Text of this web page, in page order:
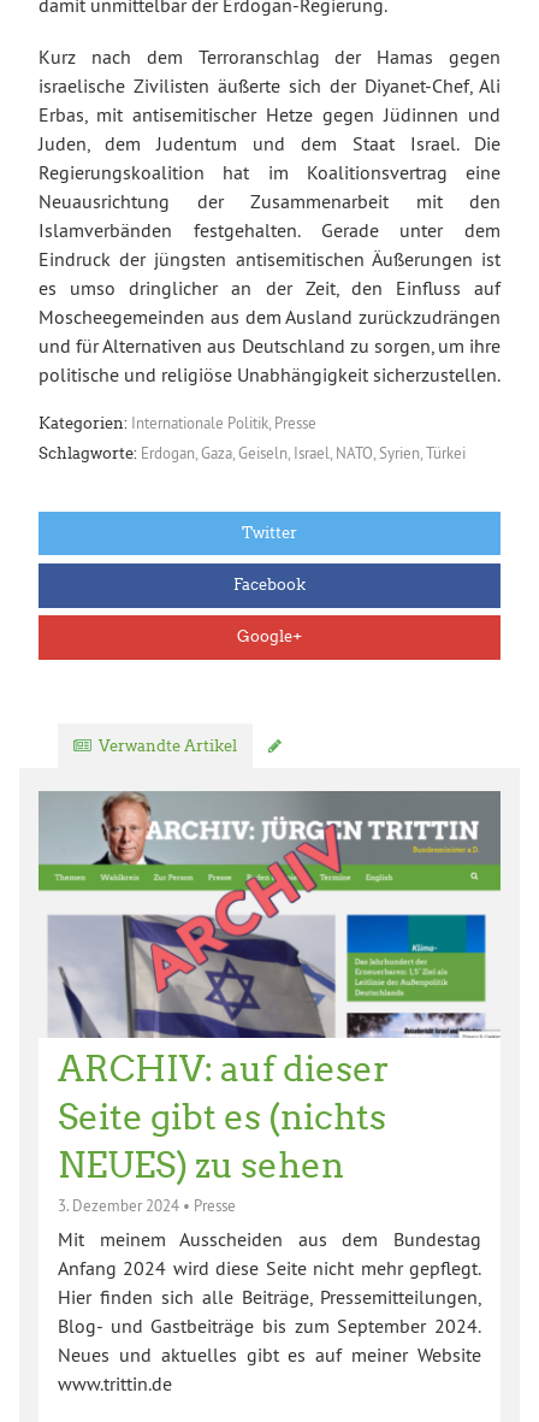
Kurz nach dem Terroranschlag der Hamas gegen
israelische Zivilisten äußerte sich der Diyanet-Chef, Ali
Erbas, mit antisemitischer Hetze gegen Jüdinnen und
Juden, dem Judentum und dem Staat Israel. Die
Regierungskoalition hat im Koalitionsvertrag eine
Neuausrichtung der Zusammenarbeit mit den
Islamverbänden festgehalten. Gerade unter dem
Eindruck der jüngsten antisemitischen Äußerungen ist
es umso dringlicher an der Zeit, den Einfluss auf
Moscheegemeinden aus dem Ausland zurückzudrängen
und für Alternativen aus Deutschland zu sorgen, um ihre
politische und religiöse Unabhängigkeit sicherzustellen.
Kategorien: Internationale Politik Presse
Schlagworte: Erdogan,Gaza,Geiseln, Israel, NATO, Syrien,Türkei
Twitter
Facebook
Google+
Verwandte Artikel
ARCHIV: auf dieser
Seite gibt es (nichts
NEUES) zu sehen
3. Dezember 2024 • Presse
Mit meinem Ausscheiden aus dem Bundestag
Anfang 2024 wird diese Seite nicht mehr gepflegt.
Hier finden sich alle Beiträge, Pressemitteilungen,
Blog- und Gastbeiträge bis zum September 2024.
Neues und aktuelles gibt es auf meiner Website
www.trittin.de